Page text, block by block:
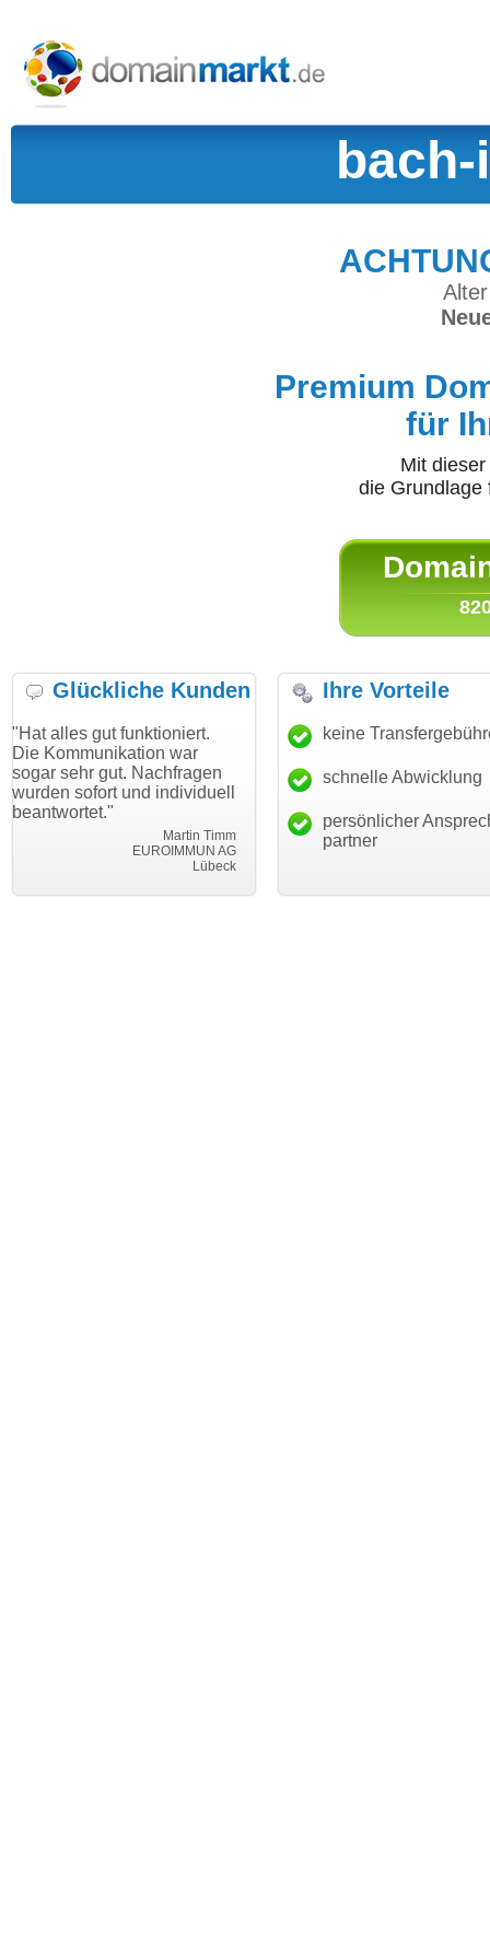
Premium
für
Mit
die
Glückliche Kunden
funktioniert.
war
Nachfragen
und individuell
"Danke für den schnellen
Transfer und guten Service!"
Thomas Schäfer
i can eckert communication GmbH
"Ich bin
haben.
mein
Ihre Vorteile
keine
schnelle Abwicklung
persönlicher
partner